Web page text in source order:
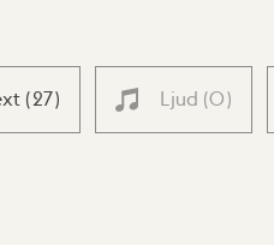
(27) Ljud (0)